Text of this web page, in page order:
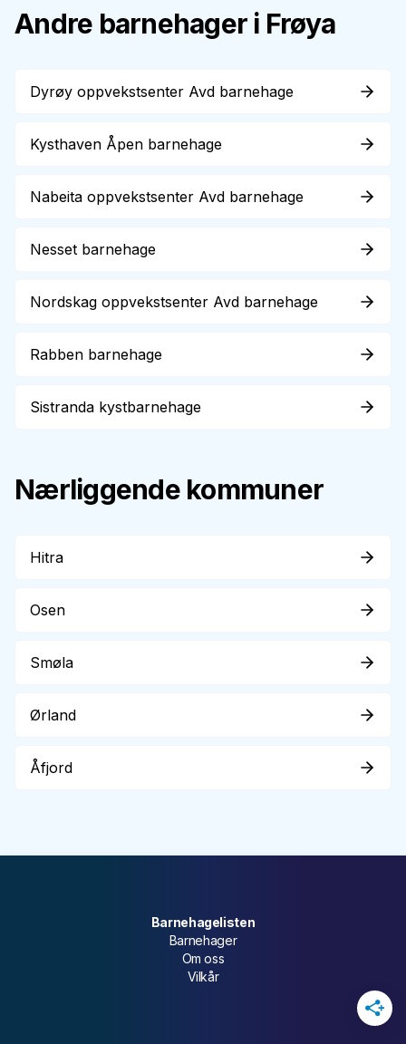
Andre barnehager i Frøya
Dyrøy oppvekstsenter Avd barnehage
Kysthaven Åpen barnehage
Nabeita oppvekstsenter Avd barnehage
Nesset barnehage
Nordskag oppvekstsenter Avd barnehage
Rabben barnehage
Sistranda kystbarnehage
Nærliggende kommuner
Hitra
Osen
Smøla
Ørland
Åfjord
Barnehagelisten
Barnehager
Om oss
Vilkår